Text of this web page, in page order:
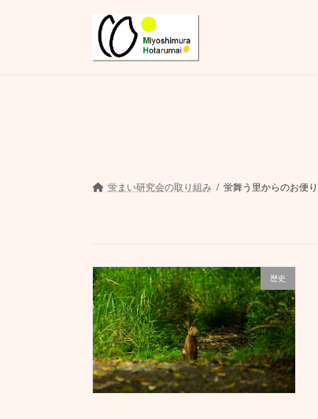
蛍まい研究会の取り組み 蛍舞う里からのお便り
歴史